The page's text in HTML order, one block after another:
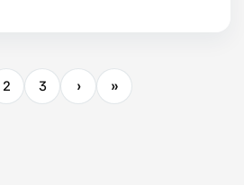
2 3